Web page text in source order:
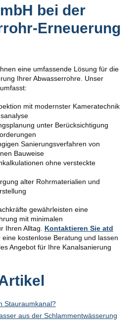
bei der
Erneuerung
eine umfassende Lösung für die
Ihrer Abwasserrohre. Unser
umfasst:
mit modernster Kameratechnik
unter Berücksichtigung
Sanierungsverfahren von
Bauweise
ohne versteckte
alter Rohrmaterialien und
gewährleisten eine
mit minimalen
Ihren Alltag. Kontaktieren Sie atd
eine kostenlose Beratung und lassen
Angebot für Ihre Kanalsanierung
Stauraumkanal?
aus der Schlammentwässerung